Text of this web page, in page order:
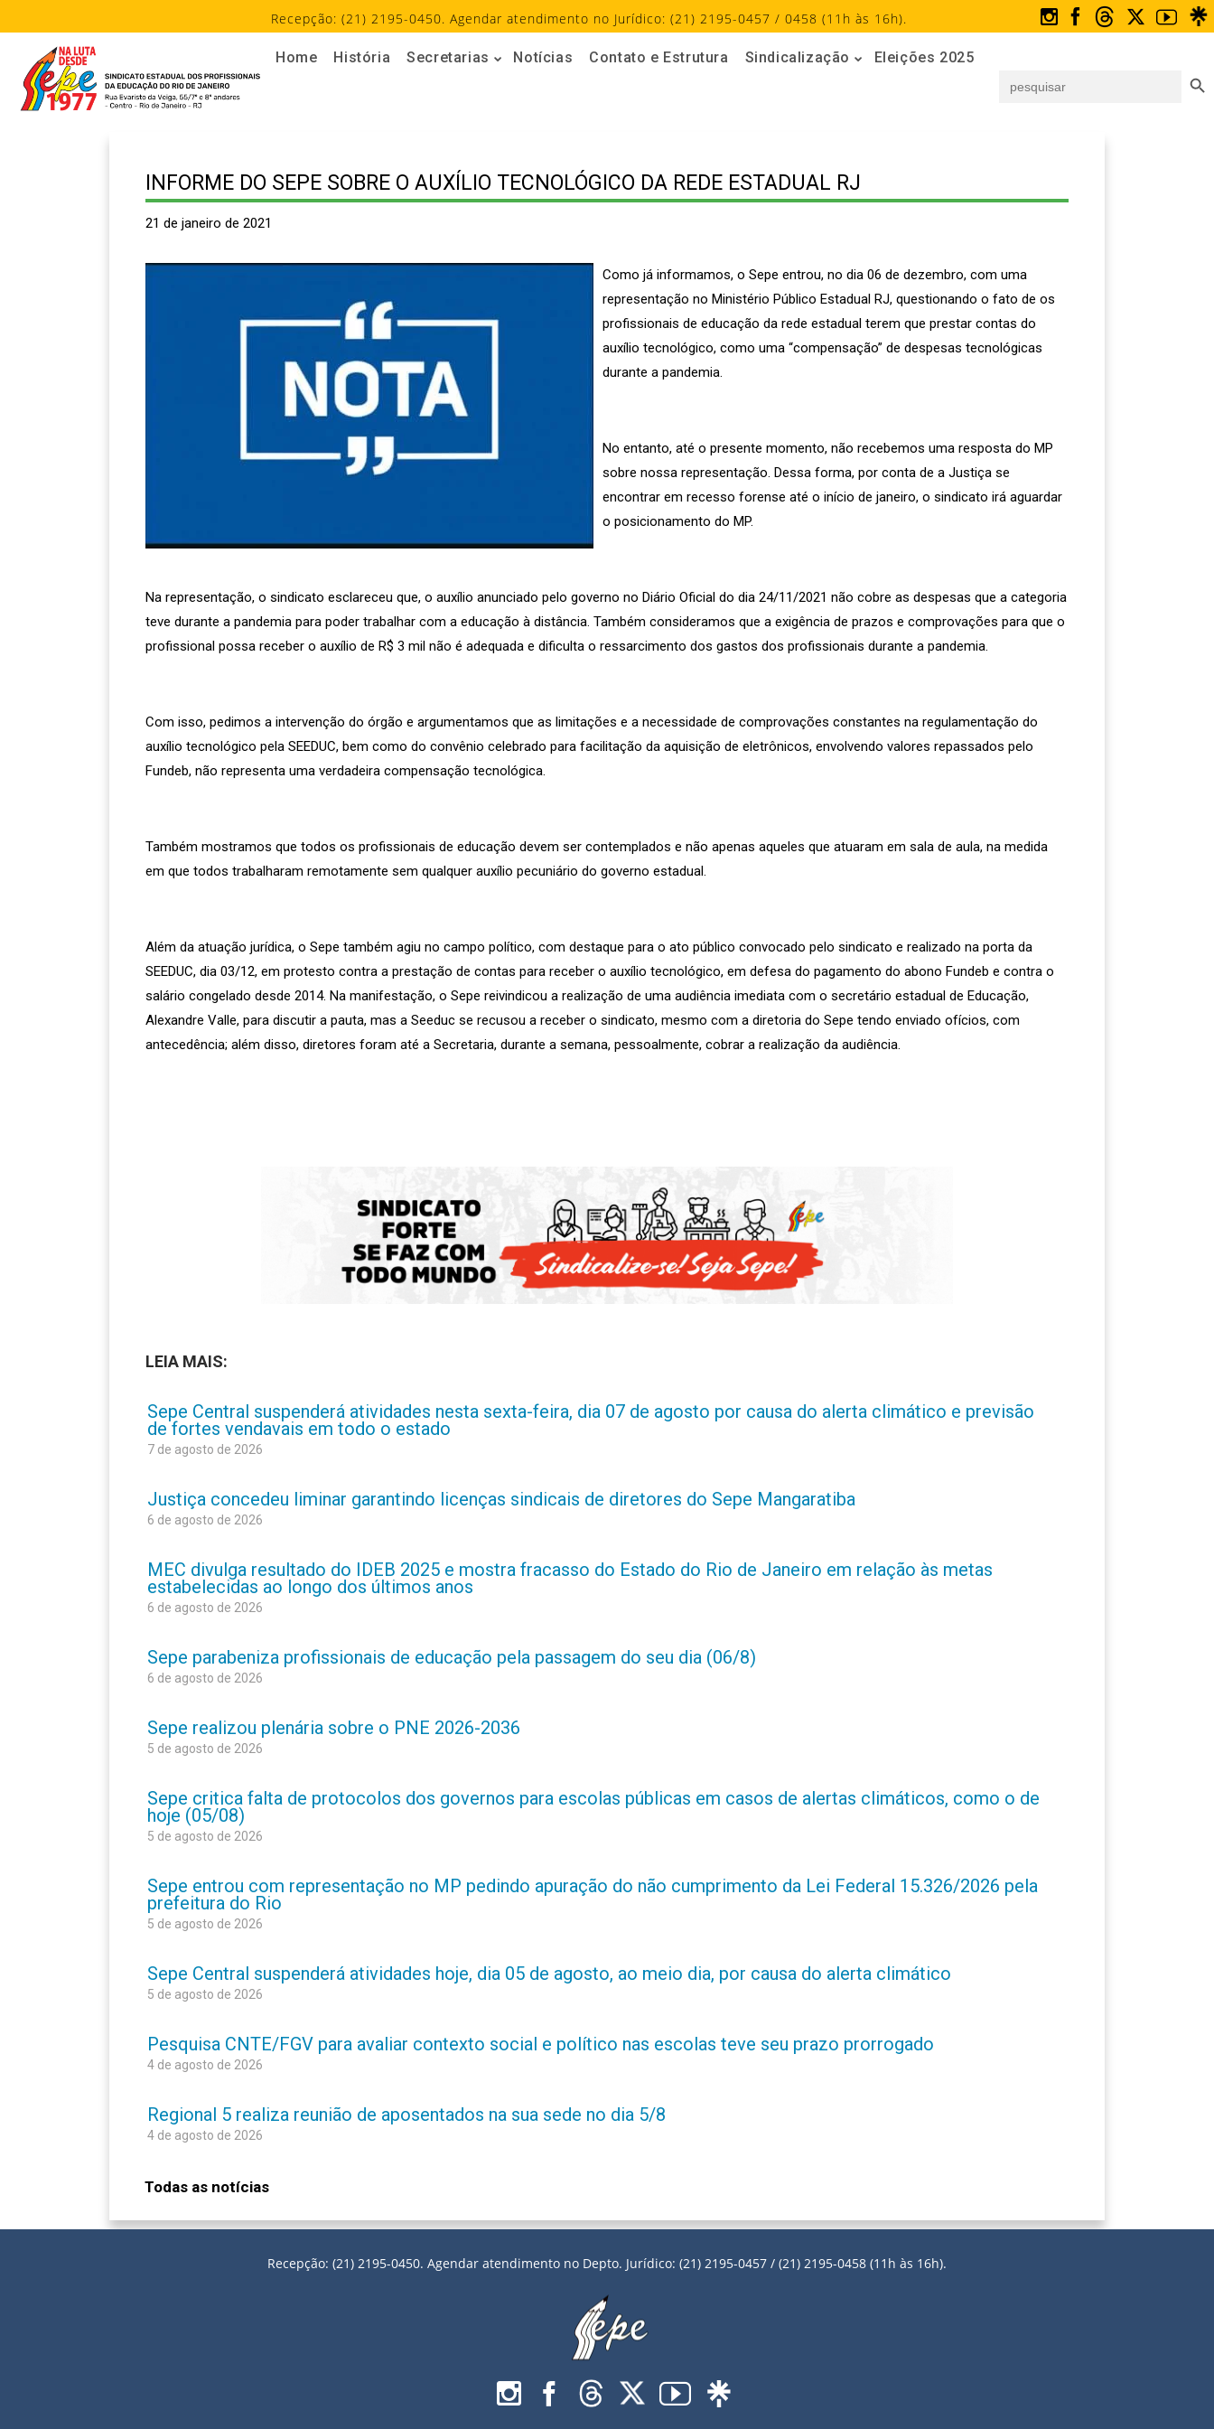
Recepção: (21) 2195-0450. Agendar atendimento no Jurídico: (21) 2195-0457 / 0458 (11h às 16h).
Home História Secretarias Notícias Contato e Estrutura Sindicalização
Eleições 2025
for:
INFORME DO SEPE SOBRE O AUXÍLIO TECNOLÓGICO DA REDE ESTADUAL RJ
21 de janeiro de 2021
Como já informamos, o Sepe entrou, no dia 06 de dezembro, com uma
representação no Ministério Público Estadual RJ, questionando o fato de os
profissionais de educação da rede estadual terem que prestar contas do
auxílio tecnológico, como uma “compensação” de despesas tecnológicas
durante a pandemia.
No entanto, até o presente momento, não recebemos uma resposta do MP
sobre nossa representação. Dessa forma, por conta de a Justiça se
encontrar em recesso forense até o início de janeiro, o sindicato irá aguardar
o posicionamento do MP.
Na representação, o sindicato esclareceu que, o auxílio anunciado pelo governo no Diário Oficial do dia 24/11/2021 não cobre as despesas que a categoria
teve durante a pandemia para poder trabalhar com a educação à distância. Também consideramos que a exigência de prazos e comprovações para que o
profissional possa receber o auxílio de R$ 3 mil não é adequada e dificulta o ressarcimento dos gastos dos profissionais durante a pandemia.
Com isso, pedimos a intervenção do órgão e argumentamos que as limitações e a necessidade de comprovações constantes na regulamentação do
auxílio tecnológico pela SEEDUC, bem como do convênio celebrado para facilitação da aquisição de eletrônicos, envolvendo valores repassados pelo
Fundeb, não representa uma verdadeira compensação tecnológica.
Também mostramos que todos os profissionais de educação devem ser contemplados e não apenas aqueles que atuaram em sala de aula, na medida
em que todos trabalharam remotamente sem qualquer auxílio pecuniário do governo estadual.
Além da atuação jurídica, o Sepe também agiu no campo político, com destaque para o ato público convocado pelo sindicato e realizado na porta da
SEEDUC, dia 03/12, em protesto contra a prestação de contas para receber o auxílio tecnológico, em defesa do pagamento do abono Fundeb e contra o
salário congelado desde 2014. Na manifestação, o Sepe reivindicou a realização de uma audiência imediata com o secretário estadual de Educação,
Alexandre Valle, para discutir a pauta, mas a Seeduc se recusou a receber o sindicato, mesmo com a diretoria do Sepe tendo enviado ofícios, com
antecedência; além disso, diretores foram até a Secretaria, durante a semana, pessoalmente, cobrar a realização da audiência.
LEIA MAIS:
Sepe Central suspenderá atividades nesta sexta-feira, dia 07 de agosto por causa do alerta climático e previsão
de fortes vendavais em todo o estado
7 de agosto de 2026
Justiça concedeu liminar garantindo licenças sindicais de diretores do Sepe Mangaratiba
6 de agosto de 2026
MEC divulga resultado do IDEB 2025 e mostra fracasso do Estado do Rio de Janeiro em relação às metas
estabelecidas ao longo dos últimos anos
6 de agosto de 2026
Sepe parabeniza profissionais de educação pela passagem do seu dia (06/8)
6 de agosto de 2026
Sepe realizou plenária sobre o PNE 2026-2036
5 de agosto de 2026
Sepe critica falta de protocolos dos governos para escolas públicas em casos de alertas climáticos, como o de
hoje (05/08)
5 de agosto de 2026
Sepe entrou com representação no MP pedindo apuração do não cumprimento da Lei Federal 15.326/2026 pela
prefeitura do Rio
5 de agosto de 2026
Sepe Central suspenderá atividades hoje, dia 05 de agosto, ao meio dia, por causa do alerta climático
5 de agosto de 2026
Pesquisa CNTE/FGV para avaliar contexto social e político nas escolas teve seu prazo prorrogado
4 de agosto de 2026
Regional 5 realiza reunião de aposentados na sua sede no dia 5/8
4 de agosto de 2026
Todas as notícias
Recepção: (21) 2195-0450. Agendar atendimento no Depto. Jurídico: (21) 2195-0457 / (21) 2195-0458 (11h às 16h).